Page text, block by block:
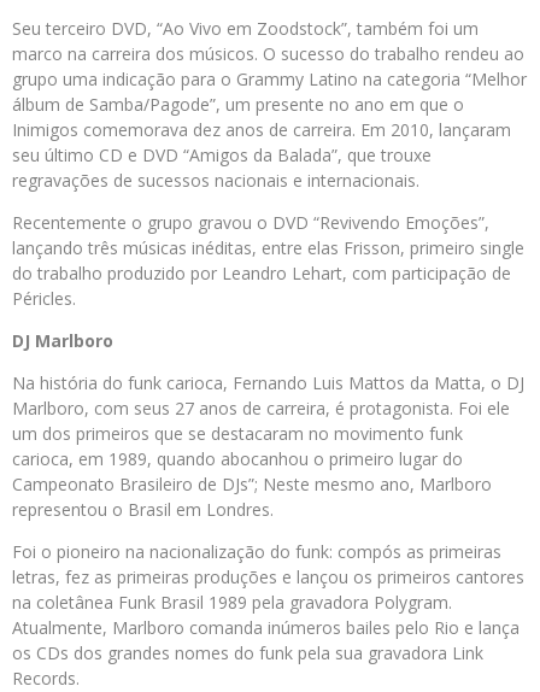
Seu terceiro DVD, “Ao Vivo em Zoodstock”, também foi um
marco na carreira dos músicos. O sucesso do trabalho rendeu ao
grupo uma indicação para o Grammy Latino na categoria “Melhor
álbum de Samba/Pagode”, um presente no ano em que o
Inimigos comemorava dez anos de carreira. Em 2010, lançaram
seu último CD e DVD “Amigos da Balada”, que trouxe
regravações de sucessos nacionais e internacionais.
Recentemente o grupo gravou o DVD “Revivendo Emoções”,
lançando três músicas inéditas, entre elas Frisson, primeiro single
do trabalho produzido por Leandro Lehart, com participação de
Péricles.
DJ Marlboro
Na história do funk carioca, Fernando Luis Mattos da Matta, o DJ
Marlboro, com seus 27 anos de carreira, é protagonista. Foi ele
um dos primeiros que se destacaram no movimento funk
carioca, em 1989, quando abocanhou o primeiro lugar do
Campeonato Brasileiro de DJs”; Neste mesmo ano, Marlboro
representou o Brasil em Londres.
Foi o pioneiro na nacionalização do funk: compós as primeiras
letras, fez as primeiras produções e lançou os primeiros cantores
na coletânea Funk Brasil 1989 pela gravadora Polygram.
Atualmente, Marlboro comanda inúmeros bailes pelo Rio e lança
os CDs dos grandes nomes do funk pela sua gravadora Link
Records.